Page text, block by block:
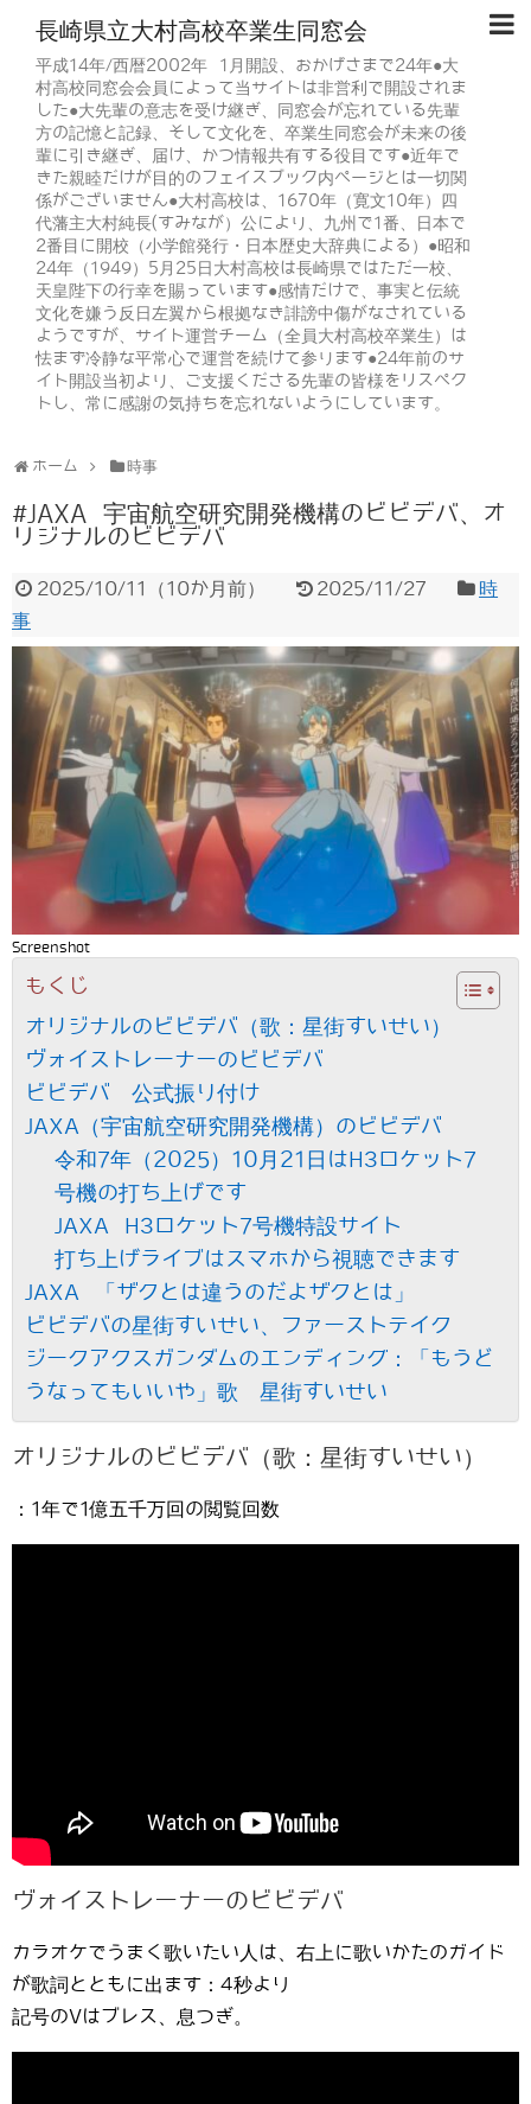
長崎県立大村高校卒業生同窓会
平成14年/西暦2002年 1月開設、おかげさまで24年●大
村高校同窓会会員によって当サイトは非営利で開設されま
した●大先輩の意志を受け継ぎ、同窓会が忘れている先輩
方の記憶と記録、そして文化を、卒業生同窓会が未来の後
輩に引き継ぎ、届け、かつ情報共有する役目です●近年で
きた親睦だけが目的のフェイスブック内ページとは一切関
係がございません●大村高校は、1670年（寛文10年）四
代藩主大村純長(すみなが）公により、九州で1番、日本で
2番目に開校（小学館発行・日本歴史大辞典による）●昭和
24年（1949）5月25日大村高校は長崎県ではただ一校、
天皇陛下の行幸を賜っています●感情だけで、事実と伝統
文化を嫌う反日左翼から根拠なき誹謗中傷がなされている
ようですが、サイト運営チーム（全員大村高校卒業生）は
怯まず冷静な平常心で運営を続けて参ります●24年前のサ
イト開設当初より、ご支援くださる先輩の皆様をリスペク
トし、常に感謝の気持ちを忘れないようにしています。
ホーム 時事
#JAXA 宇宙航空研究開発機構のビビデバ、オ
リジナルのビビデバ
2025/10/11 （10か月前） 2025/11/27
時
事
Screenshot
もくじ
オリジナルのビビデバ（歌：星街すいせい）
ヴォイストレーナーのビビデバ
ビビデバ 公式振り付け
JAXA（宇宙航空研究開発機構）のビビデバ
令和7年（2025）10月21日はH3ロケット7
号機の打ち上げです
JAXA H3ロケット7号機特設サイト
打ち上げライブはスマホから視聴できます
JAXA 「ザクとは違うのだよザクとは」
ビビデバの星街すいせい、ファーストテイク
ジークアクスガンダムのエンディング：「もうど
うなってもいいや」歌 星街すいせい
オリジナルのビビデバ（歌：星街すいせい）
：1年で1億五千万回の閲覧回数
ヴォイストレーナーのビビデバ
カラオケでうまく歌いたい人は、右上に歌いかたのガイド
が歌詞とともに出ます：4秒より
記号のVはブレス、息つぎ。